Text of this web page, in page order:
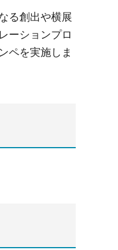
る創出や横展
ーションプロ
ペを実施しま